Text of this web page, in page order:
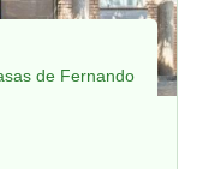
de Fernando